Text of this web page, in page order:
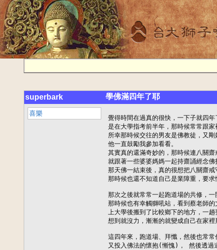
superbark 學佛滿四年了耶
喜樂
覺得時間在過真的很快，一下子就四
是在大學指考前半年，那時候常常跟
所幸那時候交往的男友是佛教徒，又
他一直鼓勵我參加看看。
其實真的還滿奇妙的，那時候連八關
就跟著一些婆婆媽媽一起持齋誦經念
那天佛一結束後，真的很想把八關齋
那時候也還不知道自己是業障重，要
那次之後就常常一起跑道場的共修，
那時候也有幸觸獅吼站，看到蔡老師
上大學後搬到了比較鄉下的地方，一
想到就沒力，漸漸的就變成自己在家裡
這四年來，跑道場、拜懺，然後也常
又投入佛法的懷抱(慚愧)， 然後透過